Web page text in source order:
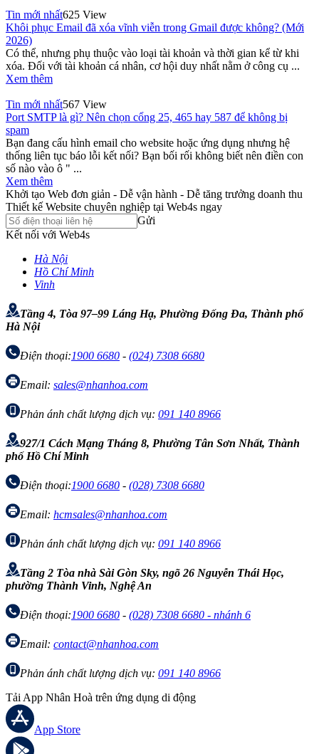
Tin mới nhất625 View
Khôi phục Email đã xóa vĩnh viễn trong Gmail được không? (Mới
2026)
Có thể, nhưng phụ thuộc vào loại tài khoản và thời gian kể từ khi
xóa. Đối với tài khoản cá nhân, cơ hội duy nhất nằm ở công cụ ...
Xem thêm
Tin mới nhất567 View
Port SMTP là gì? Nên chọn cổng 25, 465 hay 587 để không bị
spam
Bạn đang cấu hình email cho website hoặc ứng dụng nhưng hệ
thống liên tục báo lỗi kết nối? Bạn bối rối không biết nên điền con
số nào vào ô " ...
Xem thêm
Khởi tạo Web đơn giản - Dễ vận hành - Dễ tăng trưởng doanh thu
Thiết kế Website chuyên nghiệp tại Web4s ngay
Gửi
Kết nối với Web4s
Hà Nội
Hồ Chí Minh
Vinh
Tầng 4, Tòa 97–99 Láng Hạ, Phường Đống Đa, Thành phố
Hà Nội
Điện thoại:1900 6680 - (024) 7308 6680
Email: sales@nhanhoa.com
Phản ánh chất lượng dịch vụ: 091 140 8966
927/1 Cách Mạng Tháng 8, Phường Tân Sơn Nhất, Thành
phố Hồ Chí Minh
Điện thoại:1900 6680 - (028) 7308 6680
Email: hcmsales@nhanhoa.com
Phản ánh chất lượng dịch vụ: 091 140 8966
Tầng 2 Tòa nhà Sài Gòn Sky, ngõ 26 Nguyễn Thái Học,
phường Thành Vinh, Nghệ An
Điện thoại:1900 6680 - (028) 7308 6680 - nhánh 6
Email: contact@nhanhoa.com
Phản ánh chất lượng dịch vụ: 091 140 8966
Tải App Nhân Hoà trên ứng dụng di động
App Store